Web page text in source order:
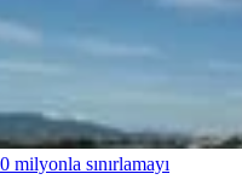
milyonla sınırlamayı